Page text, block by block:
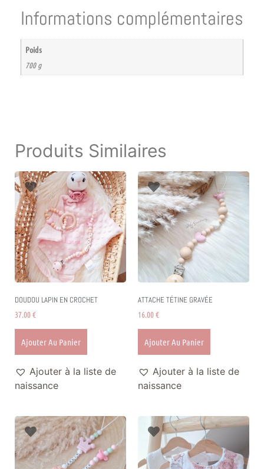
Informations complémentaires
Poids
700 g
Produits Similaires
DOUDOU LAPIN EN CROCHET
37.00€
Ajouter Au Panier
Ajouter à la liste de
naissance
ATTACHE TÉTINE GRAVÉE
16.00€
Ajouter Au Panier
Ajouter à la liste de
naissance